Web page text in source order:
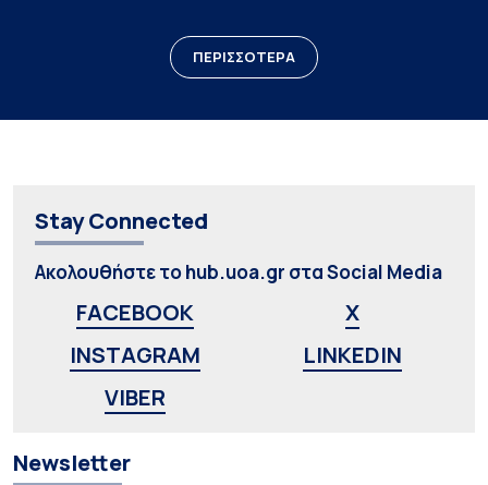
ΠΕΡΙΣΣΟΤΕΡΑ
Stay Connected
Ακολουθήστε το hub.uoa.gr στα Social Media
FACEBOOK
X
INSTAGRAM
LINKEDIN
VIBER
Newsletter